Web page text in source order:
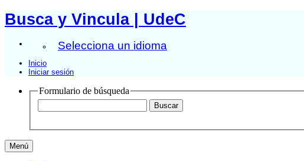
Busca y Vincula | UdeC
Selecciona un idioma
Inicio
Iniciar sesión
Formulario de búsqueda
Menú